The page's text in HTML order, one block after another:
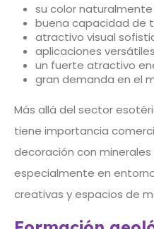
su color
buena capacidad de
atractivo visual
aplicaciones versátiles
un fuerte atractivo
gran demanda en el
Más allá del sector
tiene importancia
decoración con
especialmente en
creativas y espacios de